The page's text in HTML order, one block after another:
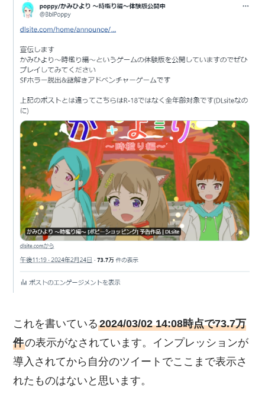
これを書いている2024/03/02 14:08時点で73.7万
件の表示がなされています。インプレッションが
導入されてから自分のツイートでここまで表示さ
れたものはないと思います。